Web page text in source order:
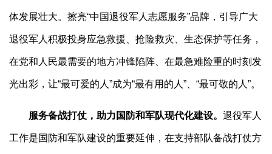
体发展壮大。擦亮“中国退役军人志愿服务”品牌，引导广大
退役军人积极投身应急救援、抢险救灾、生态保护等任务，
在党和人民最需要的地方冲锋陷阵、在最急难险重的时刻发
光出彩，让“最可爱的人”成为“最有用的人”、“最可敬的人”。
服务备战打仗，助力国防和军队现代化建设。 退役军人
工作是国防和军队建设的重要延伸，在支持部队备战打仗方